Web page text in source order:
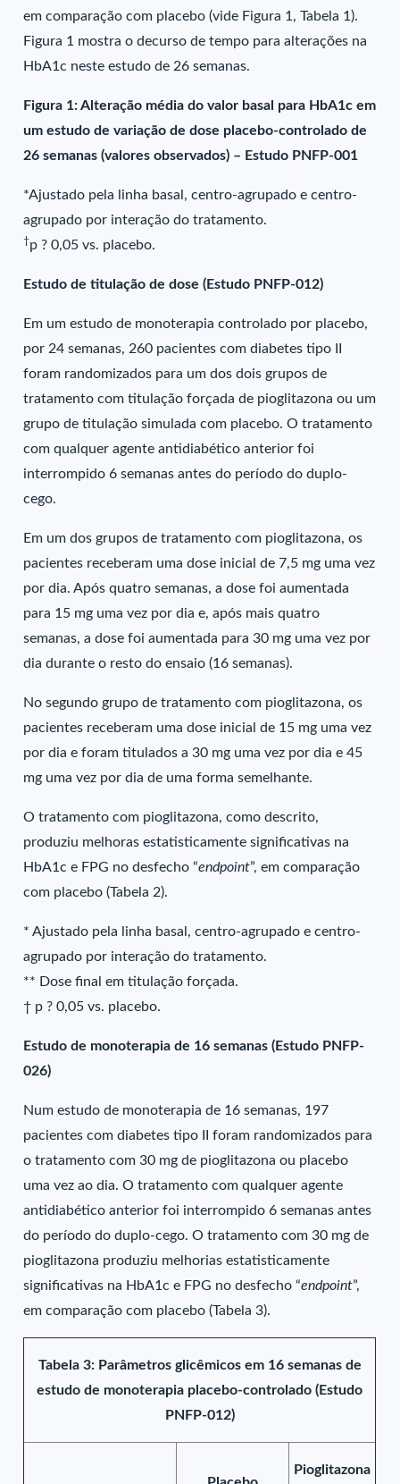
em comparação com placebo (vide Figura 1, Tabela 1).
Figura 1 mostra o decurso de tempo para alterações na
HbA1c neste estudo de 26 semanas.
Figura 1: Alteração média do valor basal para HbA1c em
um estudo de variação de dose placebo-controlado de
26 semanas (valores observados) – Estudo PNFP-001
*Ajustado pela linha basal, centro-agrupado e centro-
agrupado por interação do tratamento.
†p ? 0,05 vs. placebo.
Estudo de titulação de dose (Estudo PNFP-012)
Em um estudo de monoterapia controlado por placebo,
por 24 semanas, 260 pacientes com diabetes tipo II
foram randomizados para um dos dois grupos de
tratamento com titulação forçada de pioglitazona ou um
grupo de titulação simulada com placebo. O tratamento
com qualquer agente antidiabético anterior foi
interrompido 6 semanas antes do período do duplo-
cego.
Em um dos grupos de tratamento com pioglitazona, os
pacientes receberam uma dose inicial de 7,5 mg uma vez
por dia. Após quatro semanas, a dose foi aumentada
para 15 mg uma vez por dia e, após mais quatro
semanas, a dose foi aumentada para 30 mg uma vez por
dia durante o resto do ensaio (16 semanas).
No segundo grupo de tratamento com pioglitazona, os
pacientes receberam uma dose inicial de 15 mg uma vez
por dia e foram titulados a 30 mg uma vez por dia e 45
mg uma vez por dia de uma forma semelhante.
O tratamento com pioglitazona, como descrito,
produziu melhoras estatisticamente significativas na
HbA1c e FPG no desfecho “endpoint”, em comparação
com placebo (Tabela 2).
* Ajustado pela linha basal, centro-agrupado e centro-
agrupado por interação do tratamento.
** Dose final em titulação forçada.
† p ? 0,05 vs. placebo.
Estudo de monoterapia de 16 semanas (Estudo PNFP-
026)
Num estudo de monoterapia de 16 semanas, 197
pacientes com diabetes tipo II foram randomizados para
o tratamento com 30 mg de pioglitazona ou placebo
uma vez ao dia. O tratamento com qualquer agente
antidiabético anterior foi interrompido 6 semanas antes
do período do duplo-cego. O tratamento com 30 mg de
pioglitazona produziu melhorias estatisticamente
significativas na HbA1c e FPG no desfecho “endpoint”,
em comparação com placebo (Tabela 3).
Tabela 3: Parâmetros glicêmicos em 16 semanas de
estudo de monoterapia placebo-controlado (Estudo
PNFP-012)
Pioglitazona